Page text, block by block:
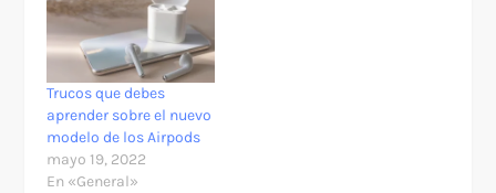
Trucos que debes
aprender sobre el nuevo
modelo de los Airpods
mayo 19, 2022
En «General»